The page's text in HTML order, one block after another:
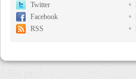
Twitter
Facebook
RSS